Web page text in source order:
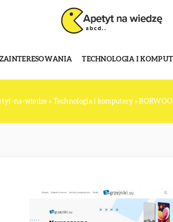
TECHNOLOGIA I
na-wiedze » Technologia i komputery »